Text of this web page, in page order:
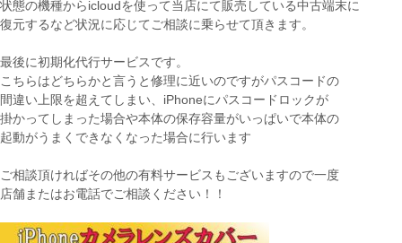
状態の機種からicloudを使って当店にて販売している中古端末に
復元するなど状況に応じてご相談に乗らせて頂きます。
最後に初期化代行サービスです。
こちらはどちらかと言うと修理に近いのですがパスコードの
間違い上限を超えてしまい、iPhoneにパスコードロックが
掛かってしまった場合や本体の保存容量がいっぱいで本体の
起動がうまくできなくなった場合に行います
ご相談頂ければその他の有料サービスもございますので一度
店舗またはお電話でご相談ください！！